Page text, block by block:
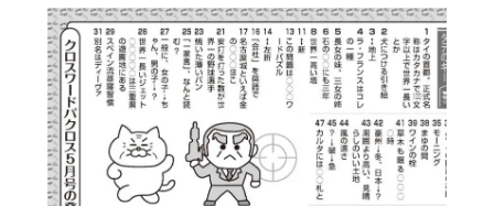
ます。ご利用前に、あらかじめご自身のPC・
携帯電話およびスマートフォンのメール設定
のご確認をお願いいたします。
URL付きメール規制の設定がされている
パソコンからのメール規制の設定がされてい
る
なりすまし規制の設定がされている